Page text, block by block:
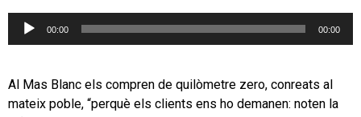
Reproductor
00:00 00:00
Al Mas Blanc els compren de quilòmetre zero, conreats al
mateix poble, “perquè els clients ens ho demanen: noten la